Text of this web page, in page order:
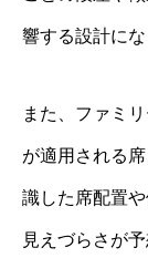
響する設計にな
また、ファミ
が適用される
識した席配置
見えづらさが